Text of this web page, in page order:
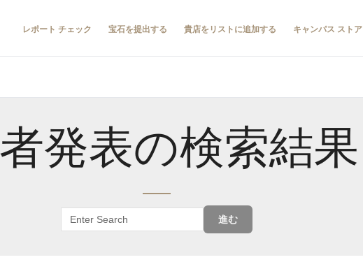
レポート チェック 宝石を提出する 貴店をリストに追加する キャンパス ストア
発表の検索結果
進む